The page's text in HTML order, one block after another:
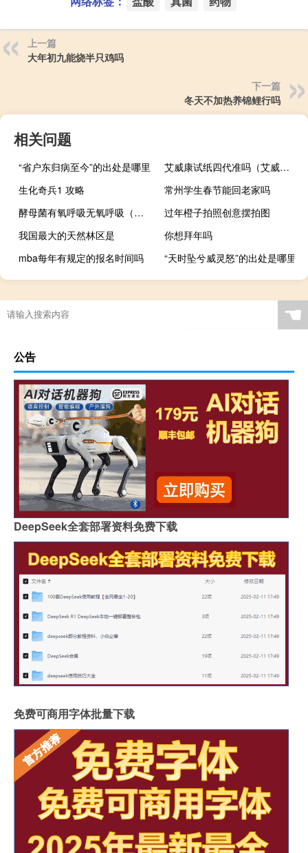
上一篇
大年初九能烧半只鸡吗
下一篇
冬天不加热养锦鲤行吗
相关问题
“省户东归病至今”的出处是哪里
艾威康试纸四代准吗（艾威康）
生化奇兵1 攻略
常州学生春节能回老家吗
酵母菌有氧呼吸无氧呼吸（有氧呼吸无氧呼吸）
过年橙子拍照创意摆拍图
我国最大的天然林区是
你想拜年吗
mba每年有规定的报名时间吗
“天时坠兮威灵怒”的出处是哪里
☚
公告
DeepSeek全套部署资料免费下载
免费可商用字体批量下载